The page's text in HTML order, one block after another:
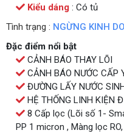
Kiểu dáng : Có tủ
Tình trạng : NGỪNG KINH
Đặc điểm nổi bật
CẢNH BÁO THAY LÕI
CẢNH BÁO NƯỚC CẤP
ĐƯỜNG LẤY NƯỚC
HỆ THỐNG LINH KIỆN
8 Cấp lọc (Lõi số 1-
PP 1 micron , Màng lọc